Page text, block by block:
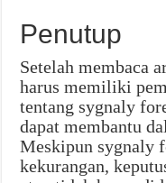
Penutup
Setelah membaca
harus memiliki
tentang sygnaly
dapat membantu
Meskipun sygnaly
kekurangan,